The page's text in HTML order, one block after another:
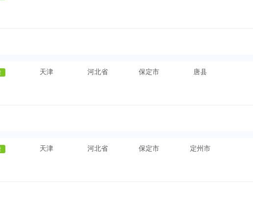
天津 河北省 保定市 唐县
天津 河北省 保定市 定州市